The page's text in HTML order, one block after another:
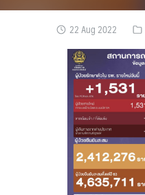
22 Aug 2022